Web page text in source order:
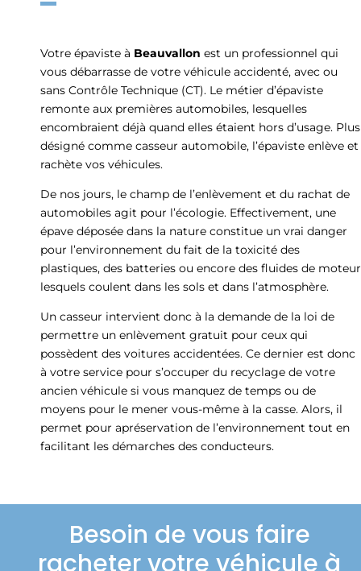
Votre épaviste à Beauvallon est un professionnel qui
vous débarrasse de votre véhicule accidenté, avec ou
sans Contrôle Technique (CT). Le métier d’épaviste
remonte aux premières automobiles, lesquelles
encombraient déjà quand elles étaient hors d’usage. Plus
désigné comme casseur automobile, l’épaviste enlève et
rachète vos véhicules.
De nos jours, le champ de l’enlèvement et du rachat de
automobiles agit pour l’écologie. Effectivement, une
épave déposée dans la nature constitue un vrai danger
pour l’environnement du fait de la toxicité des
plastiques, des batteries ou encore des fluides de moteur
lesquels coulent dans les sols et dans l’atmosphère.
Un casseur intervient donc à la demande de la loi de
permettre un enlèvement gratuit pour ceux qui
possèdent des voitures accidentées. Ce dernier est donc
à votre service pour s’occuper du recyclage de votre
ancien véhicule si vous manquez de temps ou de
moyens pour le mener vous-même à la casse. Alors, il
permet pour apréservation de l’environnement tout en
facilitant les démarches des conducteurs.
Besoin de vous faire
racheter votre véhicule à